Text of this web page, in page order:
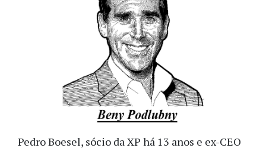
Pedro Boesel, sócio da XP há 13 anos e ex-CEO